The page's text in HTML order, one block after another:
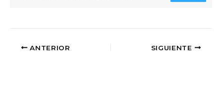
ANTERIOR SIGUIENTE